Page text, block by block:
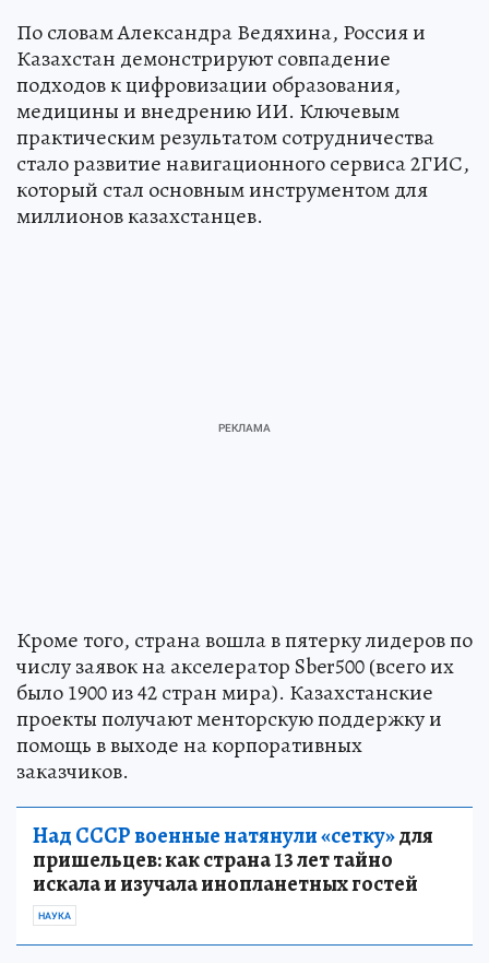
По словам Александра Ведяхина, Россия и
Казахстан демонстрируют совпадение
подходов к цифровизации образования,
медицины и внедрению ИИ. Ключевым
практическим результатом сотрудничества
стало развитие навигационного сервиса 2ГИС,
который стал основным инструментом для
миллионов казахстанцев.
Кроме того, страна вошла в пятерку лидеров по
числу заявок на акселератор Sber500 (всего их
было 1900 из 42 стран мира). Казахстанские
проекты получают менторскую поддержку и
помощь в выходе на корпоративных
заказчиков.
Над СССР военные натянули «сетку»для
пришельцев: как страна 13 лет тайно
искала и изучала инопланетных гостей
НАУКА